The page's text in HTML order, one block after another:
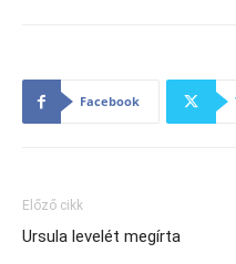
Facebook
Előző cikk
Ursula levelét megírta